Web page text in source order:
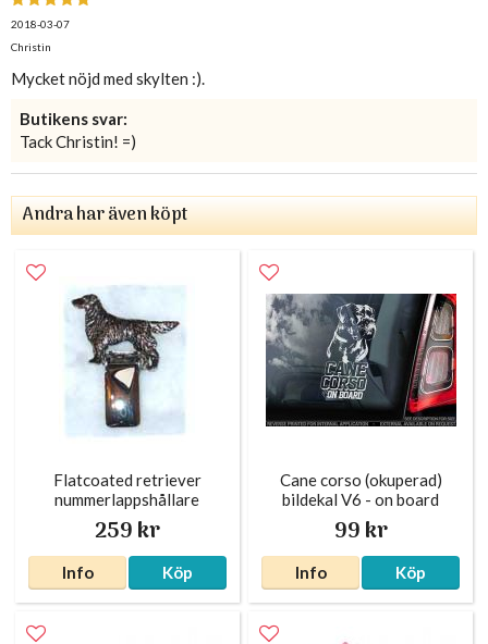
2018-03-07
Christin
Mycket nöjd med skylten :).
Butikens svar:
Tack Christin! =)
Andra har även köpt
Flatcoated retriever
nummerlappshållare
silverfärgad
259 kr
Info Köp
Cane corso (okuperad)
bildekal V6 - on board
99 kr
Info Köp